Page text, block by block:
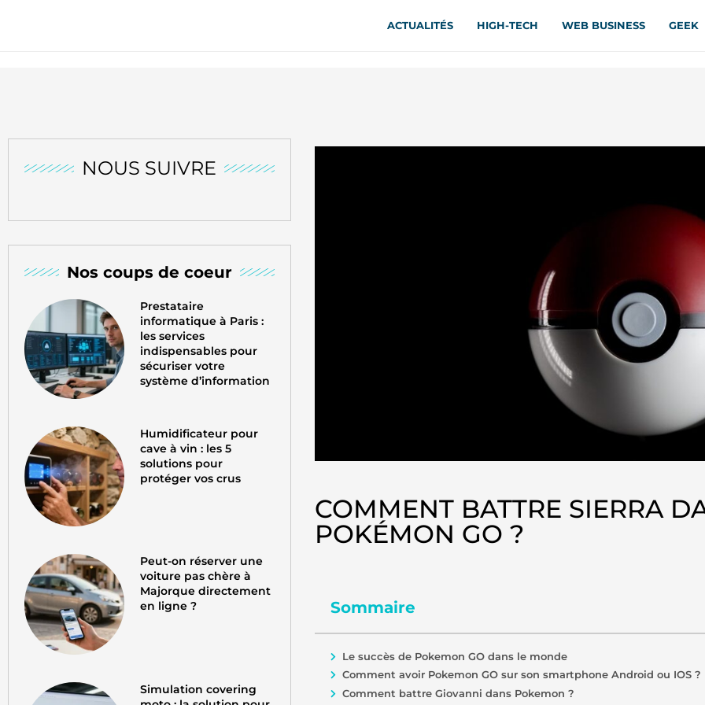
ACTUALITÉS HIGH-TECH WEB BUSINESS GEEK
NOUS SUIVRE
Nos coups de coeur
Prestataire
informatique à Paris :
les services
indispensables pour
sécuriser votre
système d’information
Humidificateur pour
cave à vin : les 5
solutions pour
protéger vos crus
Peut-on réserver une
voiture pas chère à
Majorque directement
en ligne ?
Simulation covering
COMMENT BATTRE SIERRA
POKÉMON GO ?
Sommaire
Le succès de Pokemon GO dans le monde
Comment avoir Pokemon GO sur son smartphone Android ou IOS ?
Comment battre Giovanni dans Pokemon ?